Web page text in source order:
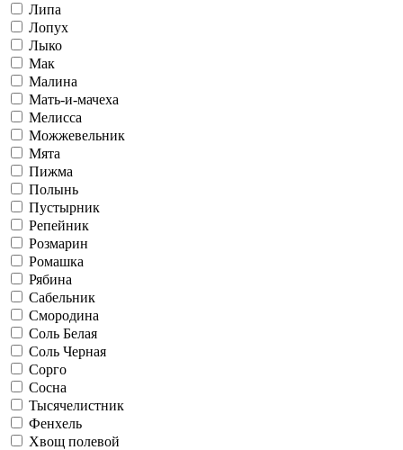
Липа
Лопух
Лыко
Мак
Малина
Мать-и-мачеха
Мелисса
Можжевельник
Мята
Пижма
Полынь
Пустырник
Репейник
Розмарин
Ромашка
Рябина
Сабельник
Смородина
Соль Белая
Соль Черная
Сорго
Сосна
Тысячелистник
Фенхель
Хвощ полевой